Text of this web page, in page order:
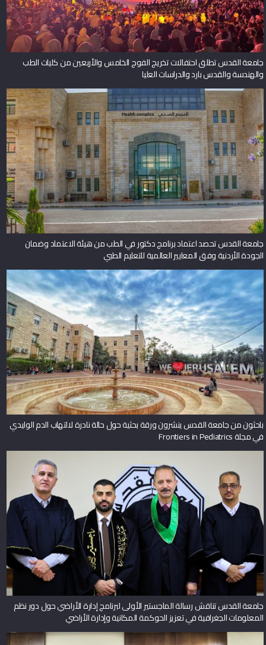
جامعة القدس تطلق احتفالات تخريج الفوج الخامس والأربعين من كليات الطب
والهندسة والقدس بارد والدراسات العليا
جامعة القدس تحصد اعتماد برنامج دكتور في الطب من هيئة الاعتماد وضمان
الجودة الأردنية وفق المعايير العالمية للتعليم الطبي
باحثون من جامعة القدس ينشرون ورقة بحثية حول حالة نادرة لالتهاب الدم الوليدي
في مجلة Frontiers in Pediatrics
جامعة القدس تناقش رسالة الماجستير الأولى لبرنامج إدارة الأراضي حول دور نظم
المعلومات الجغرافية في تعزيز الحوكمة المكانية وإدارة الأراضي